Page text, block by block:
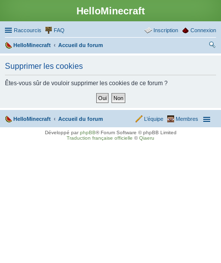
HelloMinecraft
Raccourcis FAQ Connexion
Inscription
HelloMinecraft
Accueil du forum
Supprimer les cookies
Êtes-vous sûr de vouloir supprimer les cookies de ce forum ?
HelloMinecraft Accueil du forum Membres
L’équipe
Développé parphpBB® Forum Software © phpBB Limited
Traduction française officielle ©Qiaeru